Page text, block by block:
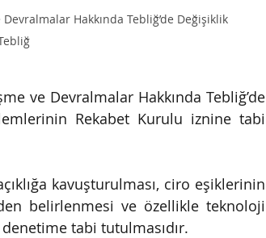
Hakkında Tebliğ’de Değişiklik
ve Devralmalar Hakkında Tebliğ’de
Rekabet Kurulu iznine tabi
kavuşturulması, ciro eşiklerinin
belirlenmesi ve özellikle teknoloji
tabi tutulmasıdır.